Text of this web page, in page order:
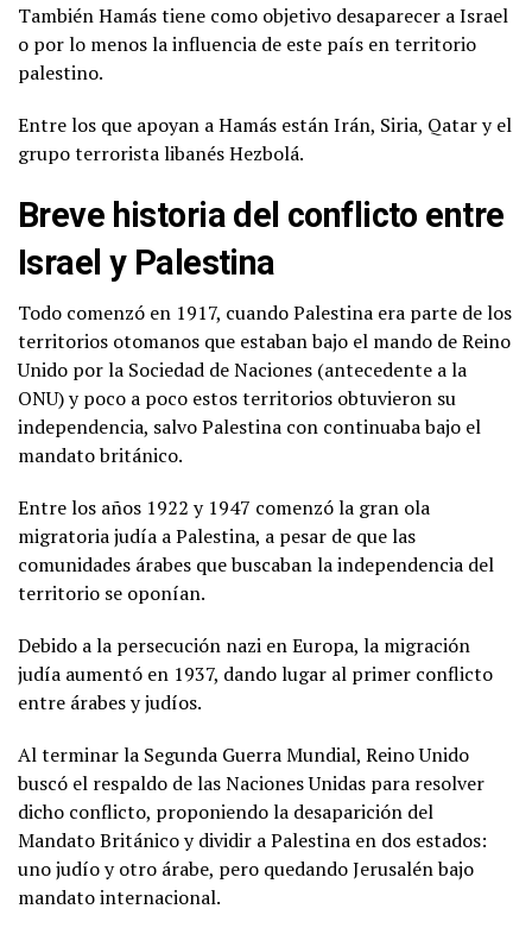
También Hamás tiene como objetivo desaparecer a Israel
o por lo menos la influencia de este país en territorio
palestino.
Entre los que apoyan a Hamás están Irán, Siria, Qatar y el
grupo terrorista libanés Hezbolá.
Breve historia del conflicto entre
Israel y Palestina
Todo comenzó en 1917, cuando Palestina era parte de los
territorios otomanos que estaban bajo el mando de Reino
Unido por la Sociedad de Naciones (antecedente a la
ONU) y poco a poco estos territorios obtuvieron su
independencia, salvo Palestina con continuaba bajo el
mandato británico.
Entre los años 1922 y 1947 comenzó la gran ola
migratoria judía a Palestina, a pesar de que las
comunidades árabes que buscaban la independencia del
territorio se oponían.
Debido a la persecución nazi en Europa, la migración
judía aumentó en 1937, dando lugar al primer conflicto
entre árabes y judíos.
Al terminar la Segunda Guerra Mundial, Reino Unido
buscó el respaldo de las Naciones Unidas para resolver
dicho conflicto, proponiendo la desaparición del
Mandato Británico y dividir a Palestina en dos estados:
uno judío y otro árabe, pero quedando Jerusalén bajo
mandato internacional.